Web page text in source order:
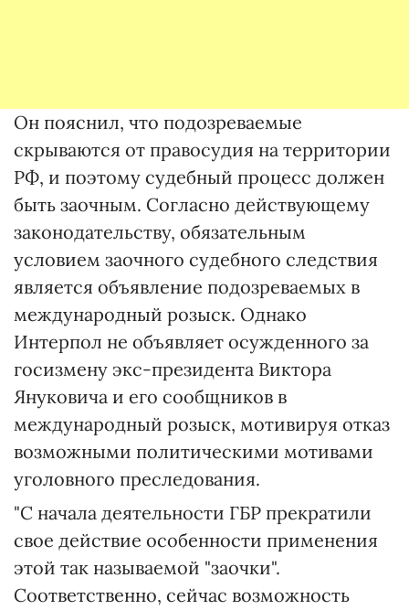
Он пояснил, что подозреваемые
скрываются от правосудия на территории
РФ, и поэтому судебный процесс должен
быть заочным. Согласно действующему
законодательству, обязательным
условием заочного судебного следствия
является объявление подозреваемых в
международный розыск. Однако
Интерпол не объявляет осужденного за
госизмену экс-президента Виктора
Януковича и его сообщников в
международный розыск, мотивируя отказ
возможными политическими мотивами
уголовного преследования.
"С начала деятельности ГБР прекратили
свое действие особенности применения
этой так называемой "заочки".
Соответственно, сейчас возможность